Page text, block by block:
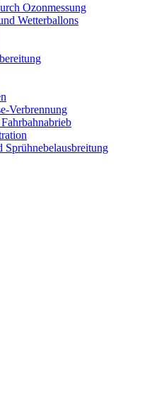
Ozonmessung
Wetterballons
Verbrennung
Sprühnebelausbreitung